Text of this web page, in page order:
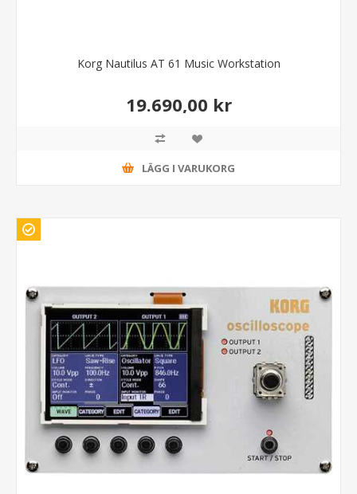
Korg Nautilus AT 61 Music Workstation
19.690,00 kr
LÄGG I VARUKORG